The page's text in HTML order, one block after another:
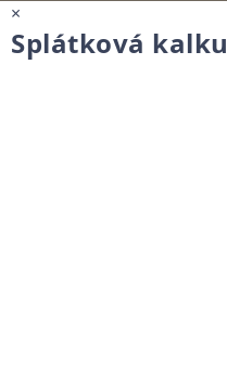
×
Splátková